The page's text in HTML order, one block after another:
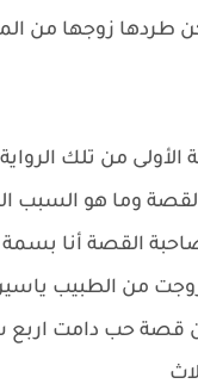
طردها زوجها من
الأولى من تلك
القصة وما هو السبب
القصة أنا
عاما تزوجت من الطبيب
عاما عن قصة حب دامت